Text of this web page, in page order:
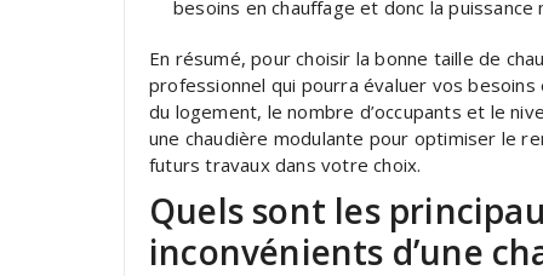
besoins en chauffage et donc la
En résumé, pour choisir la bonne taille de
professionnel qui pourra évaluer vos
du logement, le nombre d’occupants et le
une chaudière modulante pour optimiser le
futurs travaux dans votre choix.
Quels sont les
inconvénients d’une